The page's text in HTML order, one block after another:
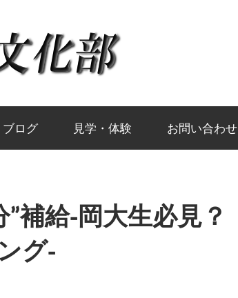
ブログ 見学・体験 お問い合わせ
補給-岡大生必見？
グ-